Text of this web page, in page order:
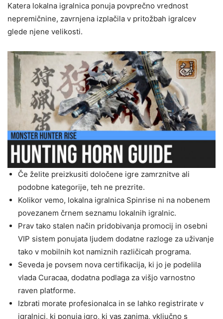
Katera lokalna igralnica ponuja povprečno vrednost
nepremičnine, zavrnjena izplačila v pritožbah igralcev
glede njene velikosti.
Če želite preizkusiti določene igre zamrznitve ali
podobne kategorije, teh ne prezrite.
Kolikor vemo, lokalna igralnica Spinrise ni na nobenem
povezanem črnem seznamu lokalnih igralnic.
Prav tako stalen način pridobivanja promocij in osebni
VIP sistem ponujata ljudem dodatne razloge za uživanje
tako v mobilnih kot namiznih različicah programa.
Seveda je povsem nova certifikacija, ki jo je podelila
vlada Curacaa, dodatna podlaga za višjo varnostno
raven platforme.
Izbrati morate profesionalca in se lahko registrirate v
igralnici, ki ponuja igro, ki vas zanima, vključno s